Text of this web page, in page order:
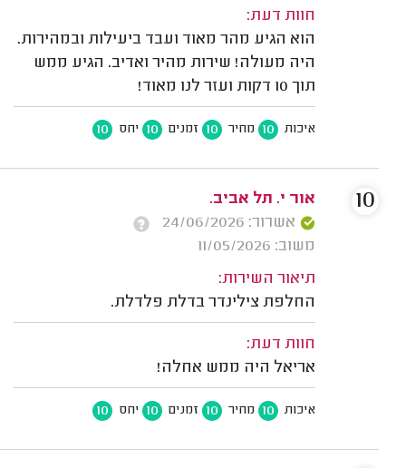
חוות דעת:
הוא הגיע מהר מאוד ועבד ביעילות ובמהירות.
היה מעולה! שירות מהיר ואדיב. הגיע ממש
תוך 10 דקות ועזר לנו מאוד!
איכות 10 מחיר 10 זמנים 10 יחס 10
אור י. תל אביב.
אשרור: 24/06/2026
משוב: 11/05/2026
תיאור השירות:
החלפת צילינדר בדלת פלדלת.
חוות דעת:
אריאל היה ממש אחלה!
איכות 10 מחיר 10 זמנים 10 יחס 10
10